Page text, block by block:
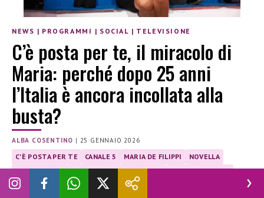
NEWS | PROGRAMMI | SOCIAL | TELEVISIONE
C’è posta per te, il miracolo di
Maria: perché dopo 25 anni
l’Italia è ancora incollata alla
busta?
ALBA COSENTINO | 25 GENNAIO 2026
C'È POSTA PER TE CANALE 5 MARIA DE FILIPPI
NOVELLA
NOVELLA2000
PROGRAMMI TV MEDIASET
SABATO SERA TV
SHARE E ASCOLTI